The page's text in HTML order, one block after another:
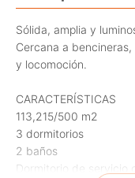
Sólida, amplia y
Cercana a
y locomoción.
CARACTERÍSTICAS
113,215/500 m2
3 dormitorios
2 baños
Dormitorio de servicio